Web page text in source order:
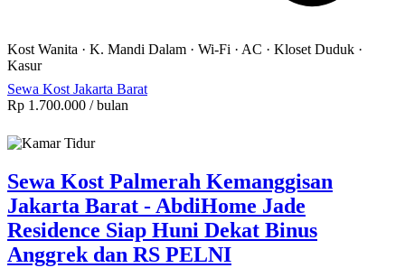
Kost Wanita · K. Mandi Dalam · Wi-Fi · AC · Kloset Duduk ·
Kasur
Sewa Kost Jakarta Barat
Rp 1.700.000 / bulan
Sewa Kost Palmerah Kemanggisan
Jakarta Barat - AbdiHome Jade
Residence Siap Huni Dekat Binus
Anggrek dan RS PELNI